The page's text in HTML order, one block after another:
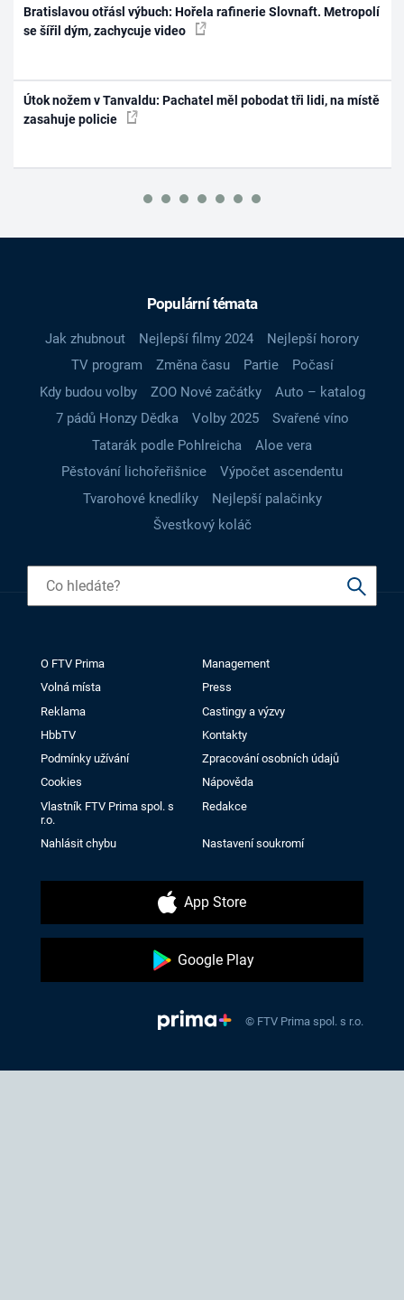
Bratislavou otřásl výbuch: Hořela rafinerie Slovnaft. Metropolí
se šířil dým, zachycuje video
Útok nožem v Tanvaldu: Pachatel měl pobodat tři lidi, na místě
zasahuje policie
Populární témata
Jak zhubnout Nejlepší filmy 2024
Nejlepší horory
TV program
Změna času Partie
Počasí
Kdy budou volby
ZOO Nové začátky
Auto – katalog
7 pádů Honzy Dědka
Volby 2025
Svařené víno
Tatarák podle Pohlreicha
Aloe vera
Pěstování lichořeřišnice
Výpočet ascendentu
Tvarohové knedlíky
Nejlepší palačinky
Švestkový koláč
O FTV Prima
Management
Volná místa
Press
Reklama
Castingy a výzvy
HbbTV
Kontakty
Podmínky užívání
Zpracování osobních údajů
Cookies
Nápověda
Vlastník FTV Prima spol. s
r.o.
Redakce
Nahlásit chybu Nastavení soukromí
App Store
Google Play
© FTV Prima spol. s r.o.